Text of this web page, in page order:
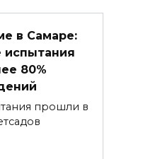
в Самаре:
испытания
80%
прошли в